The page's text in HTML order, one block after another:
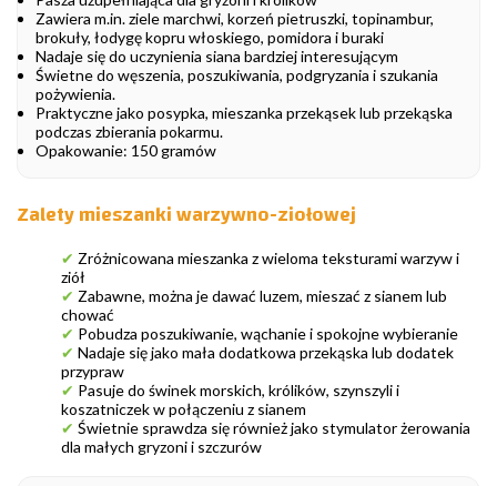
Zawiera m.in. ziele marchwi, korzeń pietruszki, topinambur,
brokuły, łodygę kopru włoskiego, pomidora i buraki
Nadaje się do uczynienia siana bardziej interesującym
Świetne do węszenia, poszukiwania, podgryzania i szukania
pożywienia.
Praktyczne jako posypka, mieszanka przekąsek lub przekąska
podczas zbierania pokarmu.
Opakowanie: 150 gramów
Zalety mieszanki warzywno-ziołowej
✔ Zróżnicowana mieszanka z wieloma teksturami warzyw i
ziół
✔ Zabawne, można je dawać luzem, mieszać z sianem lub
chować
✔ Pobudza poszukiwanie, wąchanie i spokojne wybieranie
✔ Nadaje się jako mała dodatkowa przekąska lub dodatek
przypraw
✔ Pasuje do świnek morskich, królików, szynszyli i
koszatniczek w połączeniu z sianem
✔ Świetnie sprawdza się również jako stymulator żerowania
dla małych gryzoni i szczurów